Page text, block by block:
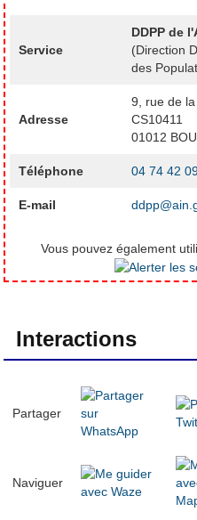
Service
DDPP de
(Direction
des
Adresse
9, rue de
CS10411
01012
Téléphone 04 74 42
E-mail
Vous pouvez également
Interactions
Partager
Naviguer